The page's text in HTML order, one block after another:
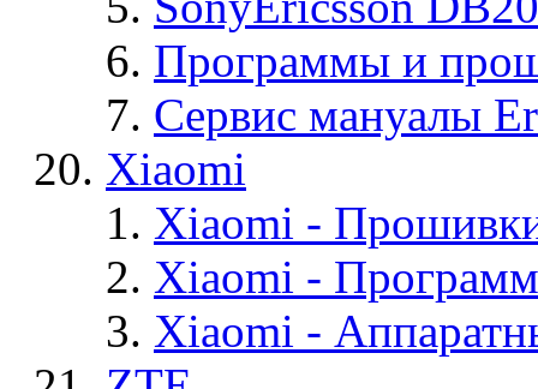
Программы и
Сервис мануалы
Xiaomi
Xiaomi -
Xiaomi -
Xiaomi -